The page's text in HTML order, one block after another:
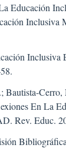
Educación
Inclusiva
Inclusiva
Bautista-
En La
Rev. Educ.